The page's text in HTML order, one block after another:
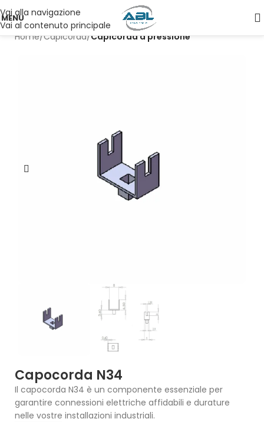
Vai alla navigazione
Vai al contenuto principale
MENU
Home Capicorda Capicorda a pressione
Capocorda N34
Il capocorda N34 è un componente essenziale per
garantire connessioni elettriche affidabili e durature
nelle vostre installazioni industriali.